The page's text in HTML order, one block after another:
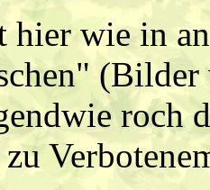
hier wie in
(Bilder
roch